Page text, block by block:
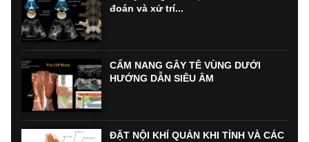
đoán và xử trí...
CẨM NANG GÂY TÊ VÙNG DƯỚI
HƯỚNG DẪN SIÊU ÂM
ĐẶT NỘI KHÍ QUẢN KHI TỈNH VÀ CÁC